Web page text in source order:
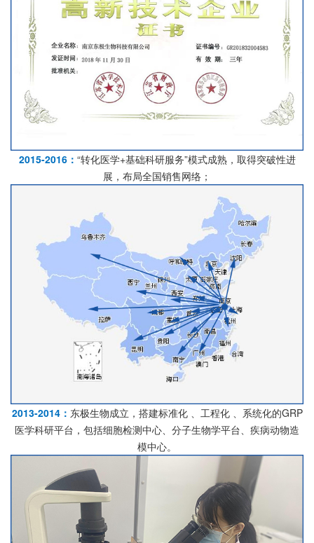
2015-2016： “转化医学+基础科研服务”模式成熟，取得突破性进
展，布局全国销售网络；
2013-2014： 东极生物成立，搭建标准化 、工程化 、系统化的GRP
医学科研平台，包括细胞检测中心、分子生物学平台、疾病动物造
模中心。